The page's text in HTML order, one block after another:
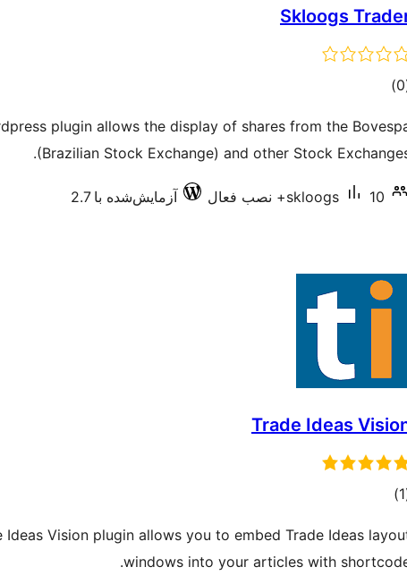
Skloogs
مجموع)
plugin allows the display of shares from the
(Brazilian Stock Exchange) and other Stock
skloogs 10+ نصب فعال آزمایش‌شده با 2.7
Trade Ideas
مجموع)
Ideas Vision plugin allows you to embed Trade Ideas
windows into your articles with